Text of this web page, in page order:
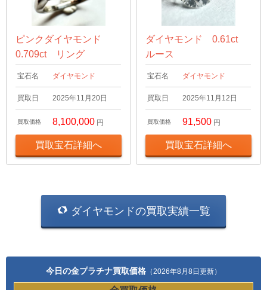
ピンクダイヤモンド
0.709ct リング
宝石名 ダイヤモンド
買取日 2025年11月20日
買取価格 8,100,000 円
買取宝石詳細へ
ダイヤモンド 0.61ct
ルース
宝石名 ダイヤモンド
買取日 2025年11月12日
買取価格 91,500 円
買取宝石詳細へ
ダイヤモンドの買取実績一覧
今日の金プラチナ買取価格 （2026年8月8日更新）